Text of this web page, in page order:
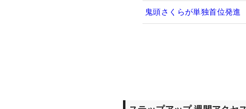
鬼頭さくらが単独首位発